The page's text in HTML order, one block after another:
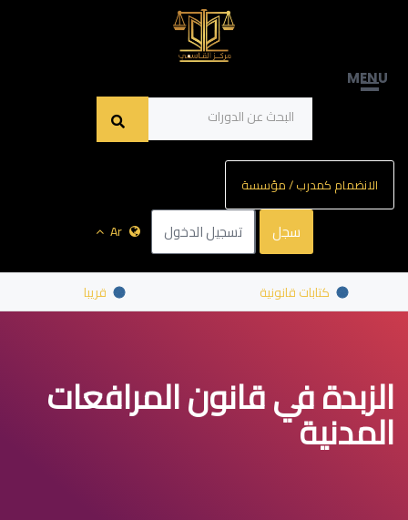
MENU
الانضمام كمدرب / مؤسسة
سجل تسجيل الدخول Ar
كتابات قانونية قريبا
الزبدة في قانون المرافعات
المدنية